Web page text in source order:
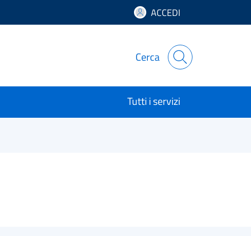
ACCEDI
Cerca
Tutti i servizi